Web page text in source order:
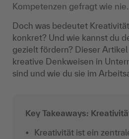
Kompetenzen gefragt wie nie.
Doch was bedeutet
konkret? Und wie kannst du
gezielt fördern? Dieser
kreative Denkweisen in
sind und wie du sie im
Key Takeaways:
Kreativität ist ein